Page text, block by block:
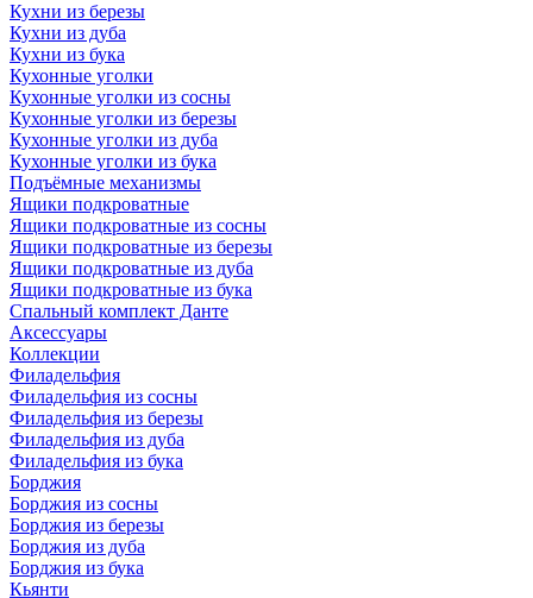
Кухни из березы
Кухни из дуба
Кухни из бука
Кухонные уголки
Кухонные уголки из сосны
Кухонные уголки из березы
Кухонные уголки из дуба
Кухонные уголки из бука
Подъёмные механизмы
Ящики подкроватные
Ящики подкроватные из сосны
Ящики подкроватные из березы
Ящики подкроватные из дуба
Ящики подкроватные из бука
Спальный комплект Данте
Аксессуары
Коллекции
Филадельфия
Филадельфия из сосны
Филадельфия из березы
Филадельфия из дуба
Филадельфия из бука
Борджия
Борджия из сосны
Борджия из березы
Борджия из дуба
Борджия из бука
Кьянти